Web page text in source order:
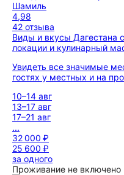
Шамиль
4,98
42 отзыва
Виды и вкусы Дагестана
локации и кулинарный
Увидеть все значимые
гостях у местных и на
10–14 авг
13–17 авг
17–21 авг
...
32 000 ₽
25 600 ₽
за одного
Проживание не включено